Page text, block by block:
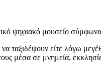
ψηφιακό μουσείο
είτε λόγω
μέσα σε μνημεία,